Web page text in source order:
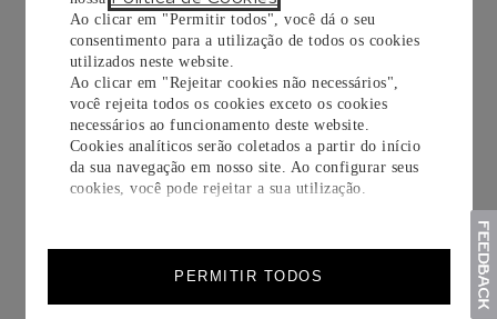
Ao clicar em "Permitir todos", você dá o seu
consentimento para a utilização de todos os cookies
utilizados neste website.
Ao clicar em "Rejeitar cookies não necessários",
você rejeita todos os cookies exceto os cookies
necessários ao funcionamento deste website.
Cookies analíticos serão coletados a partir do início
da sua navegação em nosso site. Ao configurar seus
cookies, você pode rejeitar a sua utilização.
PERMITIR TODOS
ANEL CLASH DE
ANEL CLASH DE